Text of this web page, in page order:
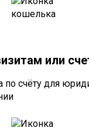
или
по счёту для